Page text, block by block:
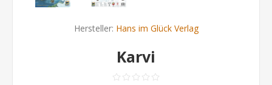
Hersteller: Hans im Glück Verlag
Karvi